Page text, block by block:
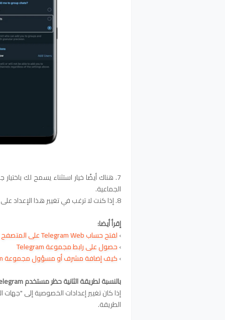
7. هناك أيضًا خيار استثناء يسمح لك
الجماعية.
8. إذا كنت لا ترغب في تغيير هذا الإعداد على هاتفك الذكي، فهناك طريقة أخرى ستساعدك.
إقرأ أيضا:
›لفتح حساب Telegram Web على المتصفح
›حصول على رابط مجموعة Telegram
›كيف إضافة مشرف أو مسؤول مجموعة Telegram
بالنسبة لطريقة الثانية حظر مستخدم Telegram
إذا كان تغيير إعدادات الخصوصية إلى "جهات
الطريقة.